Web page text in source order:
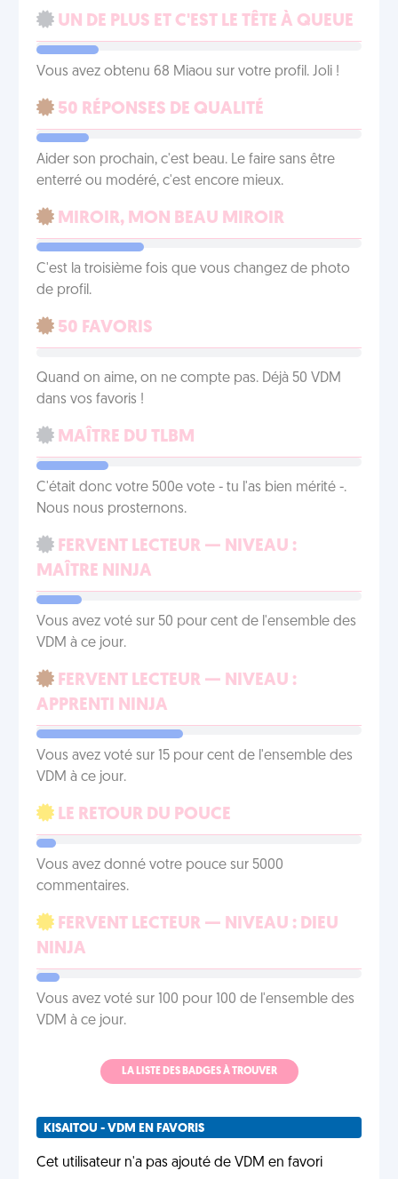
UN DE PLUS ET C'EST LE TÊTE À QUEUE
Vous avez obtenu 68 Miaou sur votre profil. Joli !
50 RÉPONSES DE QUALITÉ
Aider son prochain, c'est beau. Le faire sans être
enterré ou modéré, c'est encore mieux.
MIROIR, MON BEAU MIROIR
C'est la troisième fois que vous changez de photo
de profil.
50 FAVORIS
Quand on aime, on ne compte pas. Déjà 50 VDM
dans vos favoris !
MAÎTRE DU TLBM
C'était donc votre 500e vote - tu l'as bien mérité -.
Nous nous prosternons.
FERVENT LECTEUR — NIVEAU :
MAÎTRE NINJA
Vous avez voté sur 50 pour cent de l'ensemble des
VDM à ce jour.
FERVENT LECTEUR — NIVEAU :
APPRENTI NINJA
Vous avez voté sur 15 pour cent de l'ensemble des
VDM à ce jour.
LE RETOUR DU POUCE
Vous avez donné votre pouce sur 5000
commentaires.
FERVENT LECTEUR — NIVEAU : DIEU
NINJA
Vous avez voté sur 100 pour 100 de l'ensemble des
VDM à ce jour.
LA LISTE DES BADGES À TROUVER
KISAITOU - VDM EN FAVORIS
Cet utilisateur n'a pas ajouté de VDM en favori